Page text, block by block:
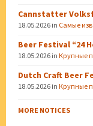
Cannstatter
18.05.2026 in Самые
Beer Festival “24
18.05.2026 in Крупные
Dutch Craft Beer
18.05.2026 in Крупные
MORE NOTICES